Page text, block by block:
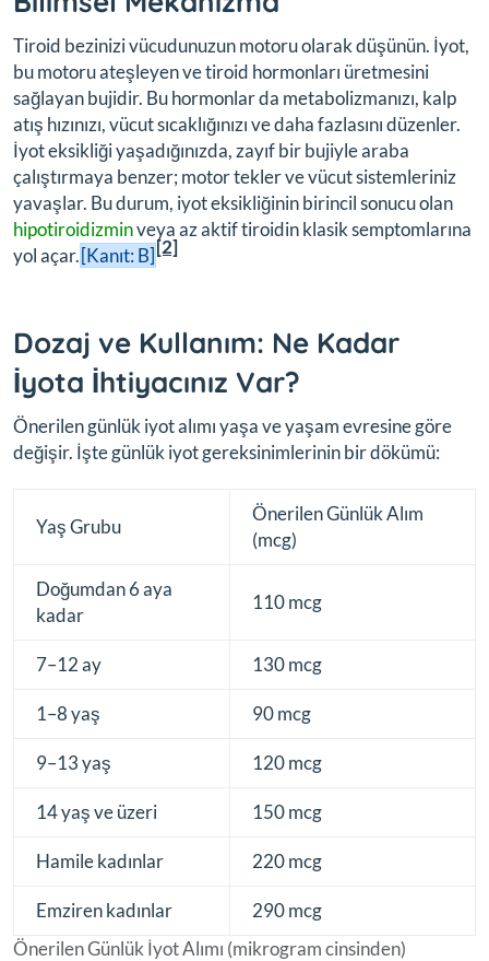
Tiroid bezinizi vücudunuzun motoru olarak düşünün. İyot,
bu motoru ateşleyen ve tiroid hormonları üretmesini
sağlayan bujidir. Bu hormonlar da metabolizmanızı, kalp
atış hızınızı, vücut sıcaklığınızı ve daha fazlasını düzenler.
İyot eksikliği yaşadığınızda, zayıf bir bujiyle araba
çalıştırmaya benzer; motor tekler ve vücut sistemleriniz
yavaşlar. Bu durum, iyot eksikliğinin birincil sonucu olan
hipotiroidizminveya az aktif tiroidin klasik semptomlarına
yol açar.[Kanıt: B][2]
Dozaj ve Kullanım: Ne Kadar
İyota İhtiyacınız Var?
Önerilen günlük iyot alımı yaşa ve yaşam evresine göre
değişir. İşte günlük iyot gereksinimlerinin bir dökümü:
Önerilen Günlük İyot Alımı (mikrogram cinsinden)
Yaş Grubu
Önerilen Günlük Alım
(mcg)
Doğumdan 6 aya
kadar
110 mcg
7–12 ay 130 mcg
1–8 yaş 90 mcg
9–13 yaş 120 mcg
14 yaş ve üzeri 150 mcg
Hamile kadınlar 220 mcg
Emziren kadınlar 290 mcg